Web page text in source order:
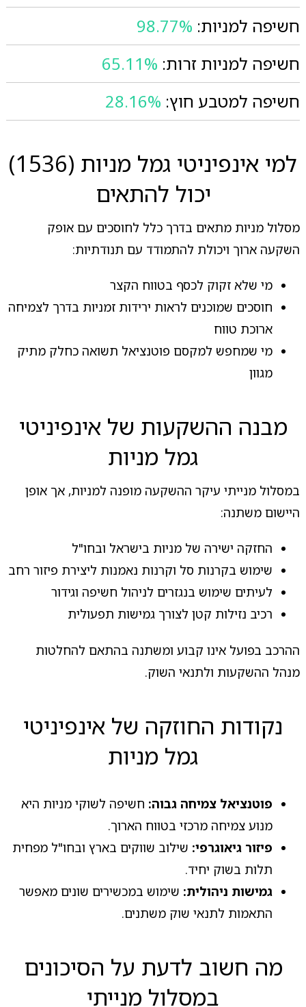
חשיפה למניות: 98.77%
חשיפה למניות זרות: 65.11%
חשיפה למטבע חוץ: 28.16%
למי אינפיניטי גמל מניות (1536)
יכול להתאים
מסלול מניות מתאים בדרך כלל לחוסכים עם אופק
השקעה ארוך ויכולת להתמודד עם תנודתיות:
מי שלא זקוק לכסף בטווח הקצר
חוסכים שמוכנים לראות ירידות זמניות בדרך לצמיחה
ארוכת טווח
מי שמחפש למקסם פוטנציאל תשואה כחלק מתיק
מגוון
מבנה ההשקעות של אינפיניטי
גמל מניות
במסלול מנייתי עיקר ההשקעה מופנה למניות, אך אופן
היישום משתנה:
החזקה ישירה של מניות בישראל ובחו"ל
שימוש בקרנות סל וקרנות נאמנות ליצירת פיזור רחב
לעיתים שימוש בנגזרים לניהול חשיפה וגידור
רכיב נזילות קטן לצורך גמישות תפעולית
ההרכב בפועל אינו קבוע ומשתנה בהתאם להחלטות
מנהל ההשקעות ולתנאי השוק.
נקודות החוזקה של אינפיניטי
גמל מניות
פוטנציאל צמיחה גבוה: חשיפה לשוקי מניות היא
מנוע צמיחה מרכזי בטווח הארוך.
פיזור גיאוגרפי: שילוב שווקים בארץ ובחו"ל מפחית
תלות בשוק יחיד.
גמישות ניהולית: שימוש במכשירים שונים מאפשר
התאמות לתנאי שוק משתנים.
מה חשוב לדעת על הסיכונים
במסלול מנייתי